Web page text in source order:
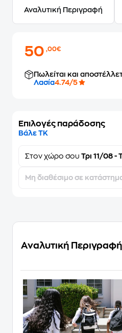
Αναλυτική Περιγραφή
50,00€
Πωλείται και
Λασία4.74/5
Επιλογές παράδοσης
Βάλε ΤΚ
Στον χώρο σου Τρι 11/08 -
Μη διαθέσιμο σε
Αναλυτική Περιγραφή